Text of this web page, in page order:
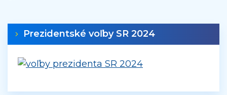
Prezidentské voľby SR 2024